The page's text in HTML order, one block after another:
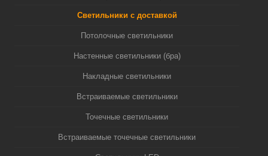
Светильники с доставкой
Потолочные светильники
Настенные светильники (бра)
Накладные светильники
Встраиваемые светильники
Точечные светильники
Встраиваемые точечные светильники